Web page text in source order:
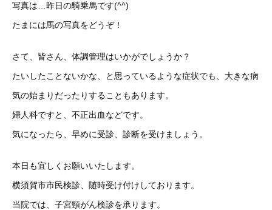
写真は…昨日の騎乗馬です(^^)
たまには馬の写真をどうぞ！
さて、皆さん、体調管理はいかがでしょうか？
たいしたことないかな、と思っているような症状でも、大きな病
気の始まりだったりすることもあります。
婦人科ですと、不正出血などです。
気になったら、早めに受診、診断を受けましょう。
本日も宜しくお願いいたします。
横須賀市市民検診、随時受け付けしております。
当院では、子宮頸がん検診を承ります。